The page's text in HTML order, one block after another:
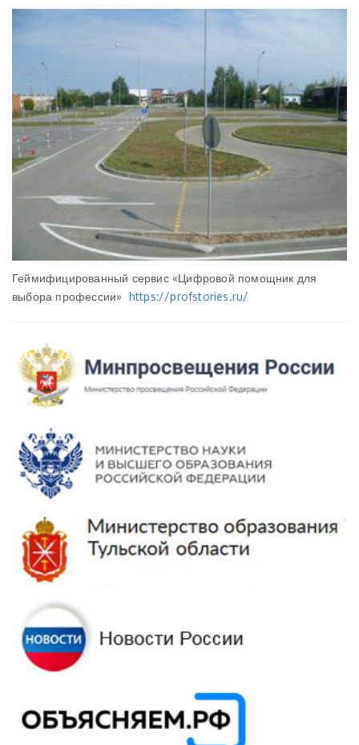
Геймифицированный сервис «Цифровой помощник для
выбора профессии» https://profstories.ru/